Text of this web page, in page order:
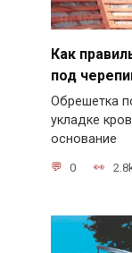
Как
под
Обрешетка
укладке
основание
0